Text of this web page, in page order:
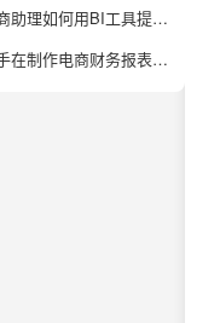
电商助理如何用BI工具提升财务报表制作效率？
新手在制作电商财务报表时，常见的错误有哪些？